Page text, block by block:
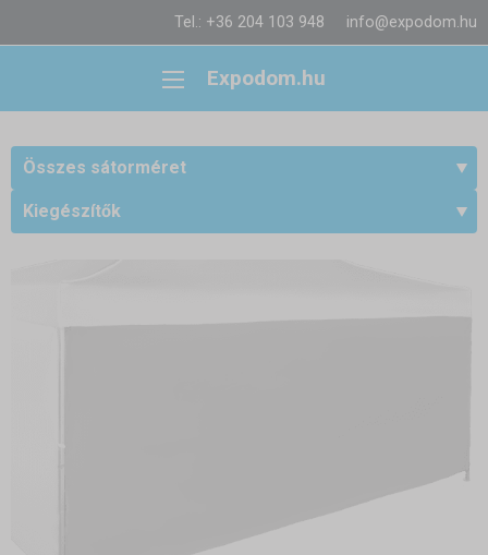
Tel.: +36 204 103 948 info@expodom.hu
Expodom.hu
Összes sátorméret
Kiegészítők